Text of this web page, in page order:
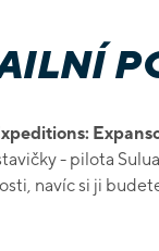
- pilota
navíc si ji